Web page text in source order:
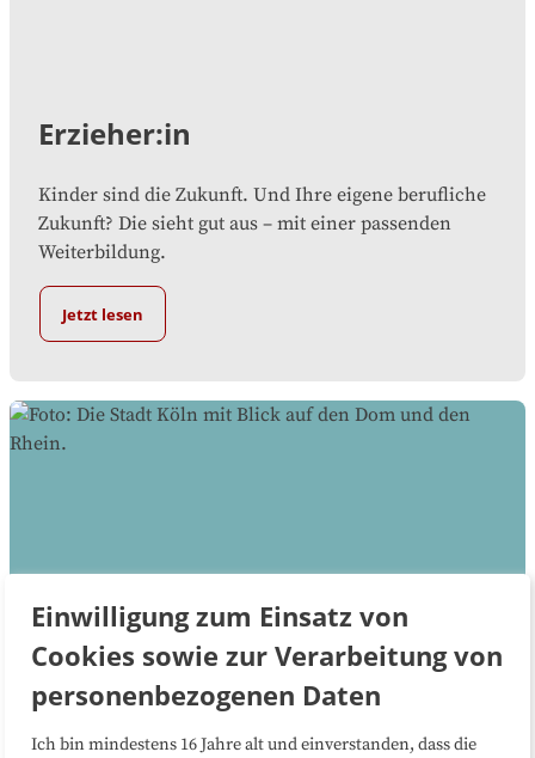
Erzieher:in
Kinder sind die Zukunft. Und Ihre eigene berufliche
Zukunft? Die sieht gut aus – mit einer passenden
Weiterbildung.
Jetzt lesen
Köln
Weiterbildung im Herzen des Rheinlands. Entdecken
Einwilligung zum Einsatz von
Cookies sowie zur Verarbeitung von
personenbezogenen Daten
Ich bin mindestens 16 Jahre alt und einverstanden, dass die